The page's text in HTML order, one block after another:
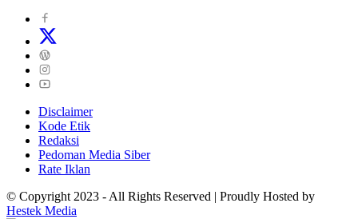
Disclaimer
Kode Etik
Redaksi
Pedoman Media Siber
Rate Iklan
© Copyright 2023 - All Rights Reserved | Proudly Hosted by
Hestek Media